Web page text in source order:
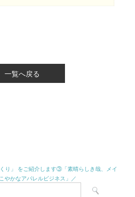
一覧へ戻る
り」 をご紹介します③「素晴らしき哉、メイ
やかなアパレルビジネス」／